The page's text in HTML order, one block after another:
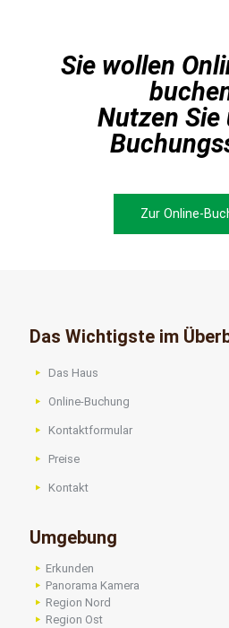
Sie wollen
Nutzen Sie
Zur Online-
Das Wichtigste im
Das Haus
Online-Buchung
Kontaktformular
Preise
Kontakt
Umgebung
Erkunden
Panorama Kamera
Region Nord
Region Ost